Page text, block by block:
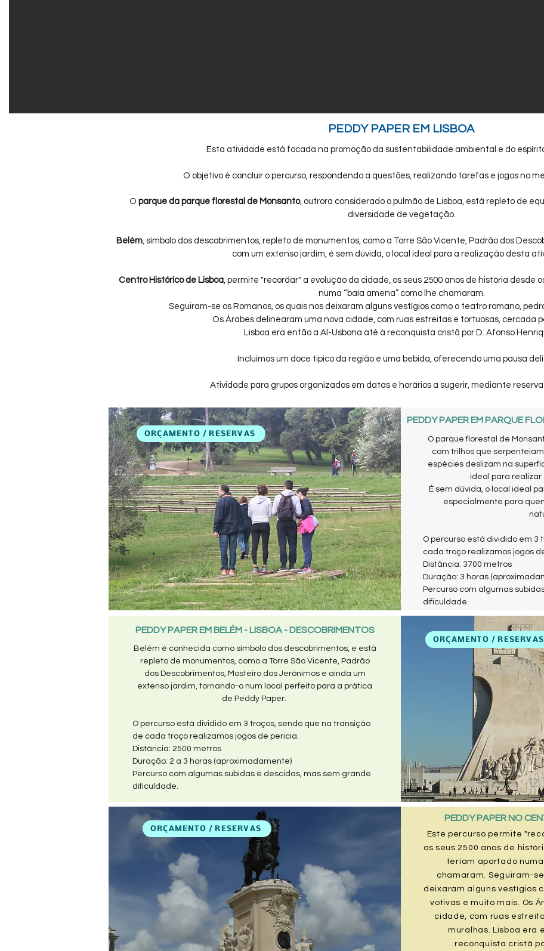
PEDDY PAPER EM LISBOA
Esta atividade está focada na promoção da sustentabilidade ambiental e do
O objetivo é concluir o percurso, respondendo a questões, realizando tarefas e jogos no
O parque da parque florestal de Monsanto, outrora considerado o pulmão de Lisboa, está repleto de
diversidade de vegetação.
Belém, símbolo dos descobrimentos, repleto de monumentos, como a Torre São Vicente, Padrão dos
com um extenso jardim, é sem dúvida, o local ideal para a realização desta
Centro Histórico de Lisboa, permite "recordar" a evolução da cidade, os seus 2500 anos de história desde
numa “baía amena” como lhe chamaram.
Seguiram-se os Romanos, os quais nos deixaram alguns vestígios como o teatro romano,
Os Árabes delinearam uma nova cidade, com ruas estreitas e tortuosas, cercada
Lisboa era então a Al-Usbona até à reconquista cristã por D. Afonso
Incluímos um doce típico da região e uma bebida, oferecendo uma pausa
Atividade para grupos organizados em datas e horários a sugerir, mediante
ORÇAMENTO / RESERVAS
PEDDY PAPER EM PARQUE
O parque florestal de
com trilhos que
espécies deslizam na
ideal para realizar
É sem dúvida, o local ideal
especialmente para
O percurso está dividido em 3
cada troço realizamos jogos
Distância: 3700 metros
Duração: 3 horas
Percurso com algumas
dificuldade.
PEDDY PAPER EM BELÉM - LISBOA - DESCOBRIMENTOS
Belém é conhecida como símbolo dos descobrimentos, e está
repleto de monumentos, como a Torre São Vicente, Padrão
dos Descobrimentos, Mosteiro dos Jerónimos e ainda um
extenso jardim, tornando-o num local perfeito para a prática
de Peddy Paper.
O percurso está dividido em 3 troços, sendo que na transição
de cada troço realizamos jogos de pericia.
Distância: 2500 metros
Duração: 2 a 3 horas (aproximadamente)
Percurso com algumas subidas e descidas, mas sem grande
dificuldade.
ORÇAMENTO / RESERVAS
ORÇAMENTO / RESERVAS
PEDDY PAPER NO
Este percurso permite
os seus 2500 anos de
teriam aportado numa
chamaram. Seguiram-
deixaram alguns vestígios
votivas e muito mais. Os
cidade, com ruas
muralhas. Lisboa era
reconquista cristã